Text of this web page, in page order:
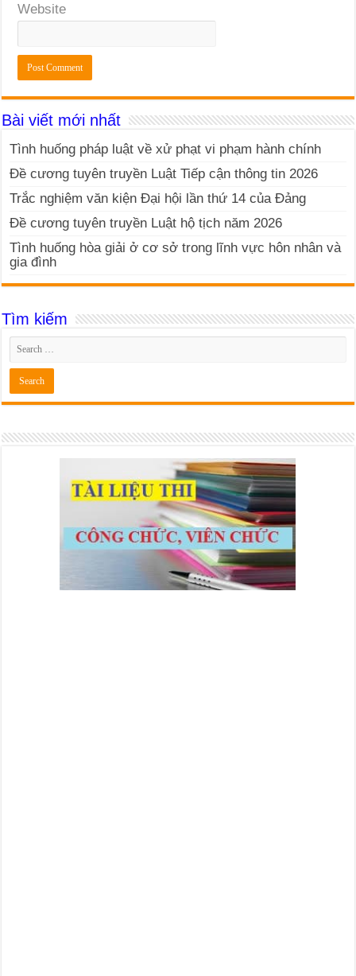
Website
Bài viết mới nhất
Tình huống pháp luật về xử phạt vi phạm hành chính
Đề cương tuyên truyền Luật Tiếp cận thông tin 2026
Trắc nghiệm văn kiện Đại hội lần thứ 14 của Đảng
Đề cương tuyên truyền Luật hộ tịch năm 2026
Tình huống hòa giải ở cơ sở trong lĩnh vực hôn nhân và
gia đình
Tìm kiếm